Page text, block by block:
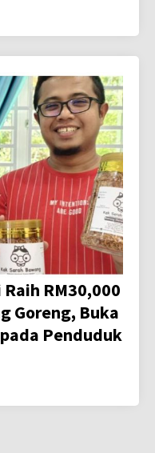
RM30,000
Goreng, Buka
Penduduk